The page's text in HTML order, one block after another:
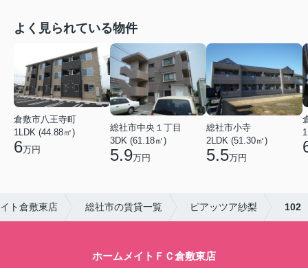
よく見られている物件
倉敷市八王寺町
1LDK (44.88㎡)
6万円
総社市中央１丁目
3DK (61.18㎡)
5.9万円
総社市小寺
2LDK (51.30㎡)
5.5万円
ト倉敷東店 総社市の賃貸一覧 ピアッツア紗梨 102
ホームメイトＦＣ倉敷東店